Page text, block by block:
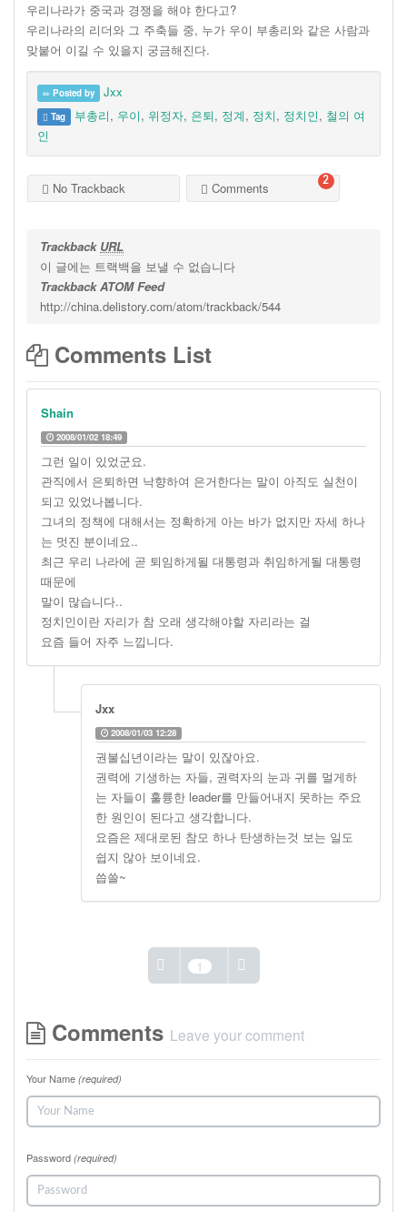
우리나라가 중국과 경쟁을 해야 한다고?
우리나라의 리더와 그 주축들 중, 누가 우이 부총리와 같은 사람과
맞붙어 이길 수 있을지 궁금해진다.
Posted by Jxx
Tag 부총리, 우이, 위정자, 은퇴, 정계, 정치, 정치인, 철의 여
인
No Trackback Comments 2
Trackback URL
이 글에는 트랙백을 보낼 수 없습니다
Trackback ATOM Feed
http://china.delistory.com/atom/trackback/544
Comments List
Shain
2008/01/02 18:49
그런 일이 있었군요.
관직에서 은퇴하면 낙향하여 은거한다는 말이 아직도 실천이
되고 있었나봅니다.
그녀의 정책에 대해서는 정확하게 아는 바가 없지만 자세 하나
는 멋진 분이네요..
최근 우리 나라에 곧 퇴임하게될 대통령과 취임하게될 대통령
때문에
말이 많습니다..
정치인이란 자리가 참 오래 생각해야할 자리라는 걸
요즘 들어 자주 느낍니다.
Jxx
2008/01/03 12:28
권불십년이라는 말이 있잖아요.
권력에 기생하는 자들, 권력자의 눈과 귀를 멀게하
는 자들이 훌륭한 leader를 만들어내지 못하는 주요
한 원인이 된다고 생각합니다.
요즘은 제대로된 참모 하나 탄생하는것 보는 일도
쉽지 않아 보이네요.
씁쓸~
1
Comments Leave your comment
Your Name (required)
Password (required)